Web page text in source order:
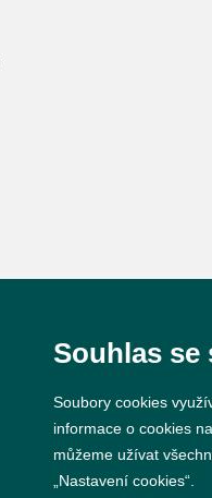
Souhlas
Soubory cookies
informace o cookies
můžeme užívat
„Nastavení cookies“.